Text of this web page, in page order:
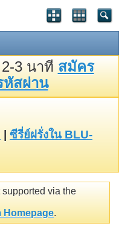
3 นาที สมัคร
หัสผ่าน
ซีรี่ย์ฝรั่งใน BLU-
via the
Homepage.